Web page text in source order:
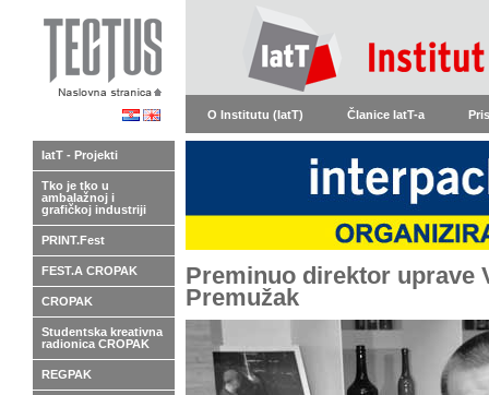
O Institutu (IatT) Članice IatT-a
Preminuo direktor uprave
Premužak
IatT - Projekti
Tko je tko u
ambalažnoj i
grafičkoj industriji
PRINT.Fest
FEST.A CROPAK
CROPAK
Studentska kreativna
radionica CROPAK
REGPAK